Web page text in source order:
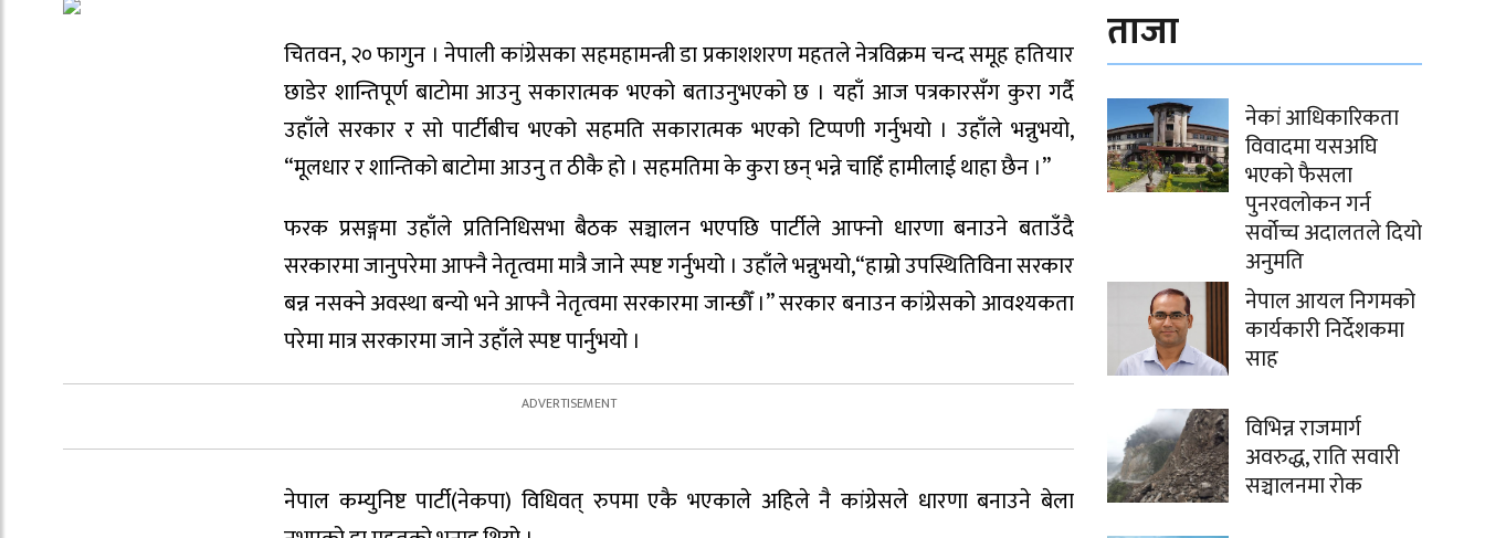
चितवन, २० फागुन । नेपाली कांग्रेसका सहमहामन्त्री डा प्रकाशशरण महतले नेत्रविक्रम चन्द समूह हतियार
छाडेर शान्तिपूर्ण बाटोमा आउनु सकारात्मक भएको बताउनुभएको छ । यहाँ आज पत्रकारसँग कुरा गर्दै
उहाँले सरकार र सो पार्टीबीच भएको सहमति सकारात्मक भएको टिप्पणी गर्नुभयो । उहाँले भन्नुभयो,
“मूलधार र शान्तिको बाटोमा आउनु त ठीकै हो । सहमतिमा के कुरा छन् भन्ने चाहिँ हामीलाई थाहा छैन ।”
फरक प्रसङ्गमा उहाँले प्रतिनिधिसभा बैठक सञ्चालन भएपछि पार्टीले आफ्नो धारणा बनाउने बताउँदै
सरकारमा जानुपरेमा आफ्नै नेतृत्वमा मात्रै जाने स्पष्ट गर्नुभयो । उहाँले भन्नुभयो,“हाम्रो उपस्थितिविना सरकार
बन्न नसक्ने अवस्था बन्यो भने आफ्नै नेतृत्वमा सरकारमा जान्छौँ ।” सरकार बनाउन कांग्रेसको आवश्यकता
परेमा मात्र सरकारमा जाने उहाँले स्पष्ट पार्नुभयो ।
नेपाल कम्युनिष्ट पार्टी(नेकपा) विधिवत् रुपमा एकै भएकाले अहिले नै कांग्रेसले धारणा बनाउने बेला
ताजा
नेकां आधिकारिकता
विवादमा यसअघि
भएको फैसला
पुनरवलोकन गर्न
सर्वोच्च अदालतले दियो
अनुमति
नेपाल आयल निगमको
कार्यकारी निर्देशकमा
साह
विभिन्न राजमार्ग
अवरुद्ध, राति सवारी
सञ्चालनमा रोक